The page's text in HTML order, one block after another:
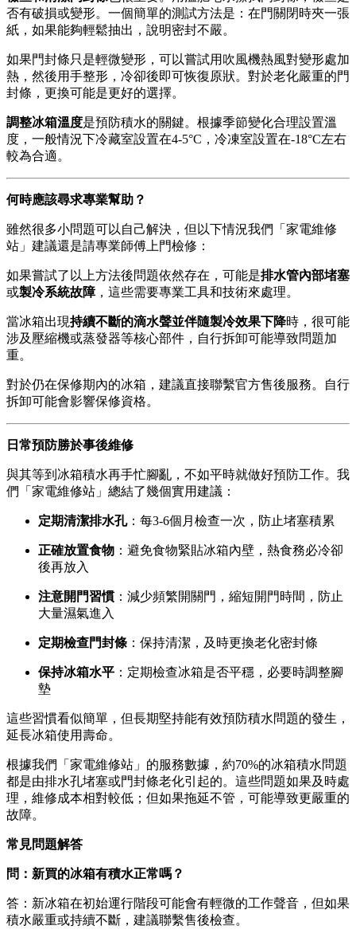
否有破損或變形。一個簡單的測試方法是：在門關閉時夾一張
紙，如果能夠輕鬆抽出，說明密封不嚴。
如果門封條只是輕微變形，可以嘗試用吹風機熱風對變形處加
熱，然後用手整形，冷卻後即可恢復原狀。對於老化嚴重的門
封條，更換可能是更好的選擇。
調整冰箱溫度是預防積水的關鍵。根據季節變化合理設置溫
度，一般情況下冷藏室設置在4-5°C，冷凍室設置在-18°C左右
較為合適。
何時應該尋求專業幫助？
雖然很多小問題可以自己解決，但以下情況我們「家電維修
站」建議還是請專業師傅上門檢修：
如果嘗試了以上方法後問題依然存在，可能是排水管內部堵塞
或製冷系統故障，這些需要專業工具和技術來處理。
當冰箱出現持續不斷的滴水聲並伴隨製冷效果下降時，很可能
涉及壓縮機或蒸發器等核心部件，自行拆卸可能導致問題加
重。
對於仍在保修期內的冰箱，建議直接聯繫官方售後服務。自行
拆卸可能會影響保修資格。
日常預防勝於事後維修
與其等到冰箱積水再手忙腳亂，不如平時就做好預防工作。我
們「家電維修站」總結了幾個實用建議：
定期清潔排水孔：每3-6個月檢查一次，防止堵塞積累
正確放置食物 ：避免食物緊貼冰箱內壁，熱食務必冷卻
後再放入
注意開門習慣：減少頻繁開關門，縮短開門時間，防止
大量濕氣進入
定期檢查門封條 ：保持清潔，及時更換老化密封條
保持冰箱水平 ：定期檢查冰箱是否平穩，必要時調整腳
墊
這些習慣看似簡單，但長期堅持能有效預防積水問題的發生，
延長冰箱使用壽命。
根據我們「家電維修站」的服務數據，約70%的冰箱積水問題
都是由排水孔堵塞或門封條老化引起的。這些問題如果及時處
理，維修成本相對較低；但如果拖延不管，可能導致更嚴重的
故障。
常見問題解答
問：新買的冰箱有積水正常嗎？
答：新冰箱在初始運行階段可能會有輕微的工作聲音，但如果
積水嚴重或持續不斷，建議聯繫售後檢查。